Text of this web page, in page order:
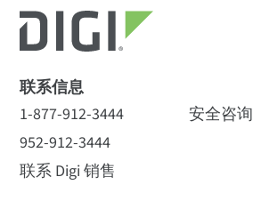
联系信息
1-877-912-3444
952-912-3444
联系 Digi 销售
安全咨询